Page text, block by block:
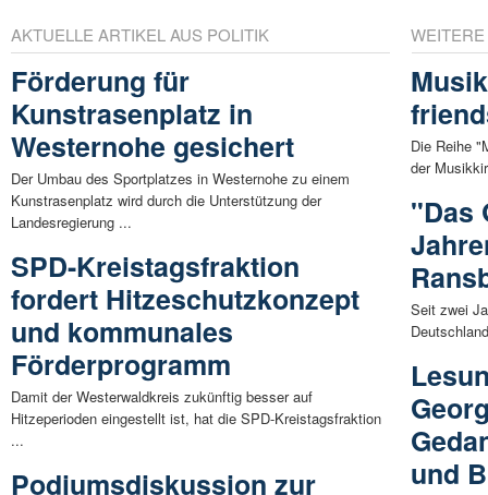
AKTUELLE ARTIKEL AUS POLITIK
Förderung für
Kunstrasenplatz in
Westernohe gesichert
Der Umbau des Sportplatzes in Westernohe zu einem
Kunstrasenplatz wird durch die Unterstützung der
Landesregierung ...
SPD-Kreistagsfraktion
fordert Hitzeschutzkonzept
und kommunales
Förderprogramm
Damit der Westerwaldkreis zukünftig besser auf
Hitzeperioden eingestellt ist, hat die SPD-Kreistagsfraktion
...
Podiumsdiskussion zur
Die Reihe
der
"Das
Seit zwei
und